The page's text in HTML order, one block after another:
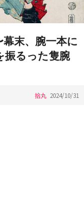
末、腕一本に
振るった隻腕
拾丸 2024/10/31